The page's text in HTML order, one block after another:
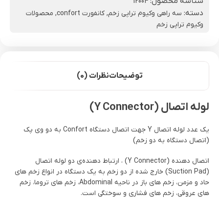
دسته: سه راهی وکیوم تراپی زخم, کانفورت confort , محصولات
وکیوم تراپی زخم
توضیحاتنظرات (0)
لوله اتصال (Y Connector)
یک عدد لوله اتصال Y جهت اتصال دستگاه Confort به دو وی پک
(اتصال دستگاه به دو زخم)
اتصال دهنده (Y Connector) ، ارتباط دهنده‌ی دو لوله اتصال
(Suction Pad) خارج شده از دو زخم به یک دستگاه در انواع زخم های
حاد و مزمن، زخم های باز در ناحیه Abdominal، زخم های تروما، زخم
های عروقی، زخم های فشاری و سوختگی است.